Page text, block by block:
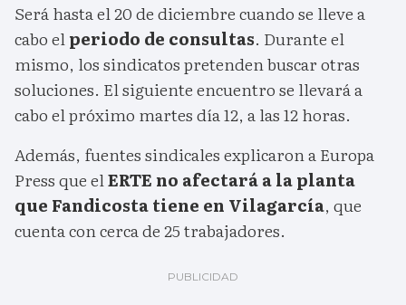
Será hasta el 20 de diciembre cuando se lleve a
cabo elperiodo de consultas. Durante el
mismo, los sindicatos pretenden buscar otras
soluciones. El siguiente encuentro se llevará a
cabo el próximo martes día 12, a las 12 horas.
Además, fuentes sindicales explicaron a Europa
Press que elERTE no afectará a la planta
que Fandicosta tiene en Vilagarcía, que
cuenta con cerca de 25 trabajadores.